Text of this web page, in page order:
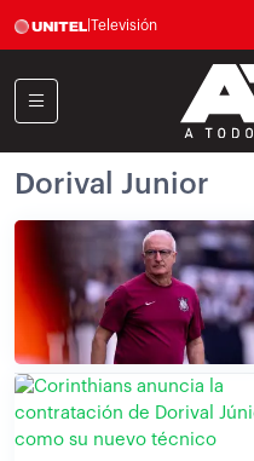
Televisión
Dorival Junior